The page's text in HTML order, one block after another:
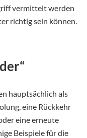
vermittelt werden
richtig sein können.
hauptsächlich als
eine Rückkehr
eine erneute
Beispiele für die